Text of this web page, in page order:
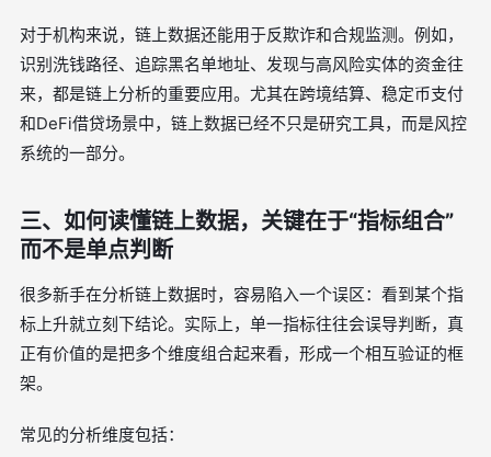
对于机构来说，链上数据还能用于反欺诈和合规监测。例如，
识别洗钱路径、追踪黑名单地址、发现与高风险实体的资金往
来，都是链上分析的重要应用。尤其在跨境结算、稳定币支付
和DeFi借贷场景中，链上数据已经不只是研究工具，而是风控
系统的一部分。
三、如何读懂链上数据，关键在于“指标组合”
而不是单点判断
很多新手在分析链上数据时，容易陷入一个误区：看到某个指
标上升就立刻下结论。实际上，单一指标往往会误导判断，真
正有价值的是把多个维度组合起来看，形成一个相互验证的框
架。
常见的分析维度包括：